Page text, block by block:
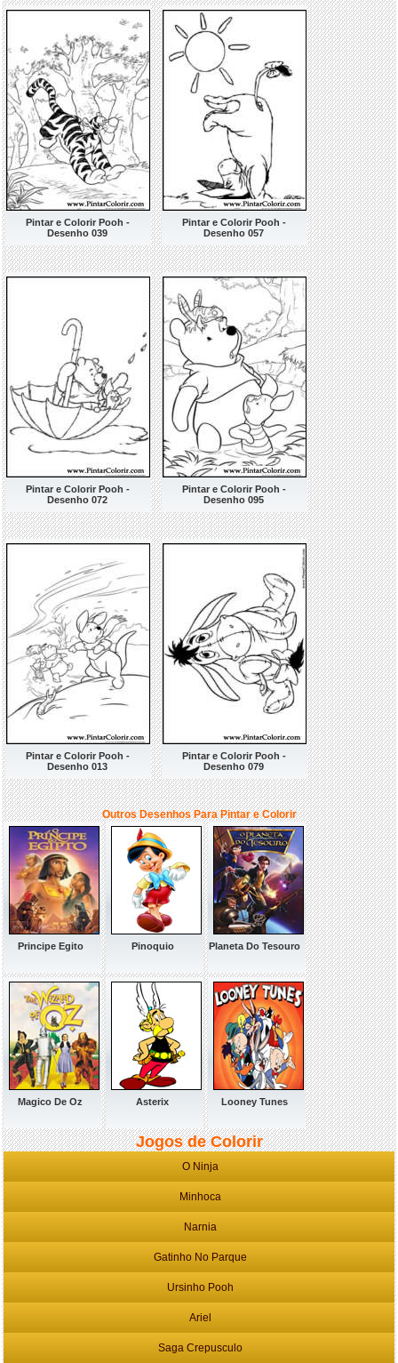
Pintar e Colorir Pooh -
Desenho 039
Pintar e Colorir Pooh -
Desenho 057
Pintar e Colorir Pooh -
Desenho 072
Pintar e Colorir Pooh -
Desenho 095
Pintar e Colorir Pooh -
Desenho 013
Pintar e Colorir Pooh -
Desenho 079
Outros Desenhos Para Pintar e Colorir
Principe Egito Pinoquio Planeta Do Tesouro
Magico De Oz Asterix Looney Tunes
Jogos de Colorir
O Ninja
Minhoca
Narnia
Gatinho No Parque
Ursinho Pooh
Ariel
Saga Crepusculo